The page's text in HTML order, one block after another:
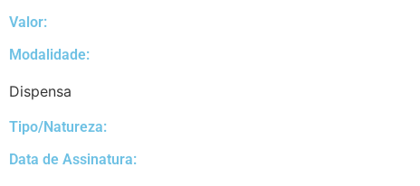
Valor:
Modalidade:
Dispensa
Tipo/Natureza:
Data de Assinatura: